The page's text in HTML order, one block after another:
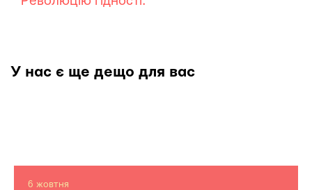
У нас є ще дещо для вас
6 жовтня